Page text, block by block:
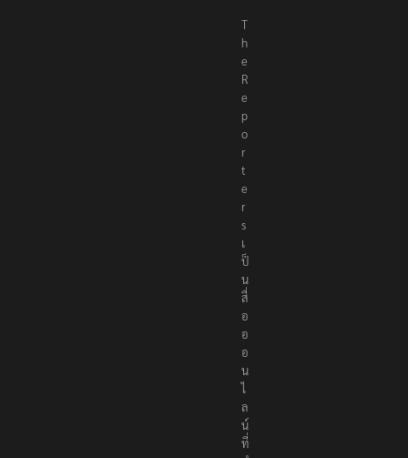
T
h
e
R
e
p
o
r
t
e
r
s
เ
ป็
น
สื่
อ
อ
อ
น
ไ
ล
น์
ที่